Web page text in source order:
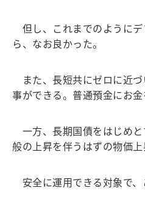
但し、これまでのように
ら、なお良かった。
また、長短共にゼロに近
事ができる。普通預金にお
一方、長期国債をはじめ
般の上昇を伴うはずの物価
安全に運用できる対象で、